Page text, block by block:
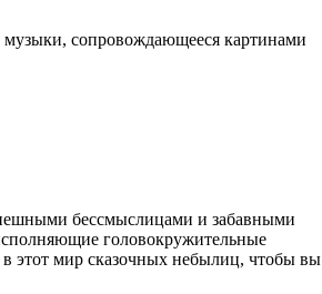
музыки, сопровождающееся картинами
бессмыслицами и забавными
головокружительные
в этот мир сказочных небылиц, чтобы вы